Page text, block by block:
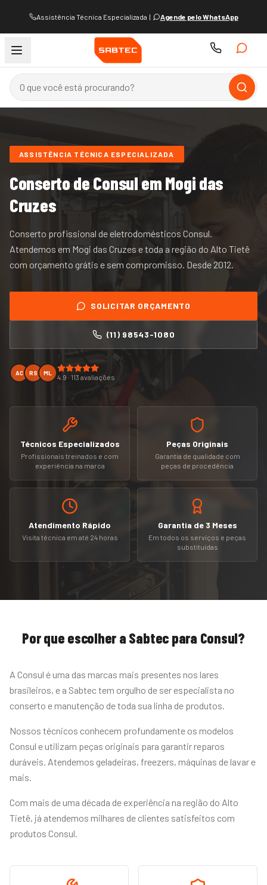
Assistência Técnica Especializada | Agende pelo WhatsApp
ASSISTÊNCIA TÉCNICA ESPECIALIZADA
Conserto deConsulem Mogi das
Cruzes
Conserto profissional de eletrodomésticos Consul.
Atendemos em Mogi das Cruzes etoda a região do Alto Tietê
com orçamento grátis e sem compromisso. Desde 2012.
SOLICITAR ORÇAMENTO
(11) 98543-1080
AC RS ML
4.9 · 113 avaliações
Técnicos Especializados
Profissionais treinados e com
experiência na marca
Peças Originais
Garantia de qualidade com
peças de procedência
Atendimento Rápido
Visita técnica em até 24 horas
Garantia de 3 Meses
Em todos os serviços e peças
substituídas
Por que escolher a Sabtec para Consul?
A Consul é uma das marcas mais presentes nos lares
brasileiros, e a Sabtec tem orgulho de ser especialista no
conserto e manutenção de toda sua linha de produtos.
Nossos técnicos conhecem profundamente os modelos
Consul e utilizam peças originais para garantir reparos
duráveis. Atendemos geladeiras, freezers, máquinas de lavar e
mais.
Com mais de uma década de experiência na região do Alto
Tietê, já atendemos milhares de clientes satisfeitos com
produtos Consul.